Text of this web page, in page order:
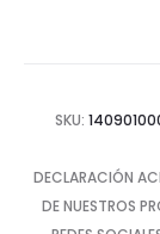
SKU:
DECLARACIÓN
DE NUESTROS